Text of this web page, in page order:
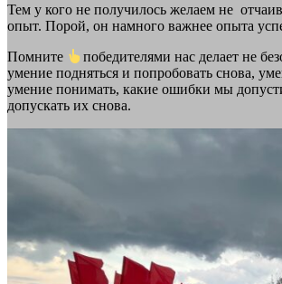
Тем у кого не получилось желаем не
опыт. Порой, он намного важнее опыта
Помните
победителями нас делает не
умение подняться и попробовать снова,
умение понимать, какие ошибки мы
допускать их снова.